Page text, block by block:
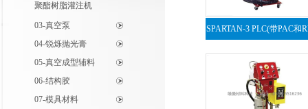
聚酯树脂灌注机
03-真空泵
04-锐烁抛光膏
05-真空成型辅料
06-结构胶
07-模具材料
SPARTAN-3 PLC(带PAC和